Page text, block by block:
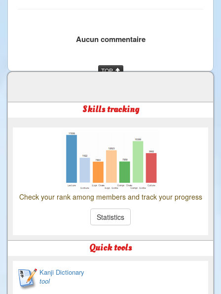
Aucun commentaire
TOP
Skills tracking
Check your rank among members and track your progress
Statistics
Quick tools
Kanji Dictionary
tool